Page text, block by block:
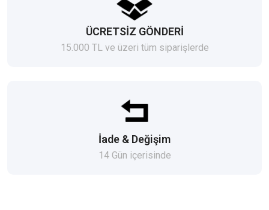
ÜCRETSİZ GÖNDERİ
15.000 TL ve üzeri tüm siparişlerde
İade & Değişim
14 Gün içerisinde